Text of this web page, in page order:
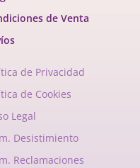
de Venta
de Privacidad
de Cookies
Legal
Desistimiento
Reclamaciones